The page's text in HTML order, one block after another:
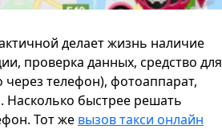
делает жизнь наличие
проверка данных, средство для
телефон), фотоаппарат,
Насколько быстрее решать
Тот же вызов такси онлайн